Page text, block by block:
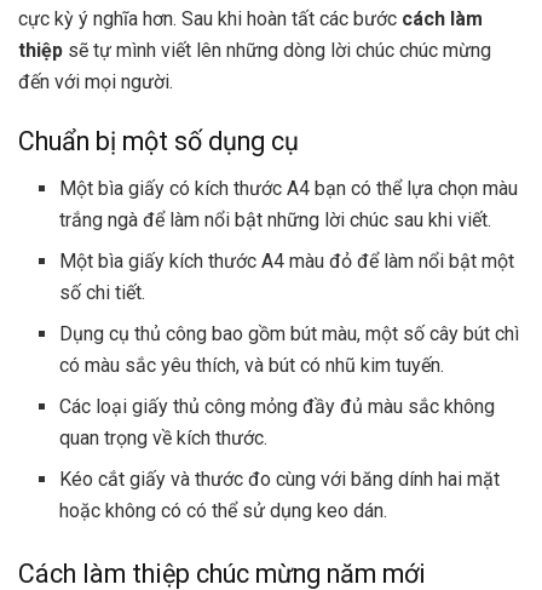
cực kỳ ý nghĩa hơn. Sau khi hoàn tất các bước cách làm
thiệp sẽ tự mình viết lên những dòng lời chúc chúc mừng
đến với mọi người.
Chuẩn bị một số dụng cụ
Một bìa giấy có kích thước A4 bạn có thể lựa chọn màu
trắng ngà để làm nổi bật những lời chúc sau khi viết.
Một bìa giấy kích thước A4 màu đỏ để làm nổi bật một
số chi tiết.
Dụng cụ thủ công bao gồm bút màu, một số cây bút chì
có màu sắc yêu thích, và bút có nhũ kim tuyến.
Các loại giấy thủ công mỏng đầy đủ màu sắc không
quan trọng về kích thước.
Kéo cắt giấy và thước đo cùng với băng dính hai mặt
hoặc không có có thể sử dụng keo dán.
Cách làm thiệp chúc mừng năm mới